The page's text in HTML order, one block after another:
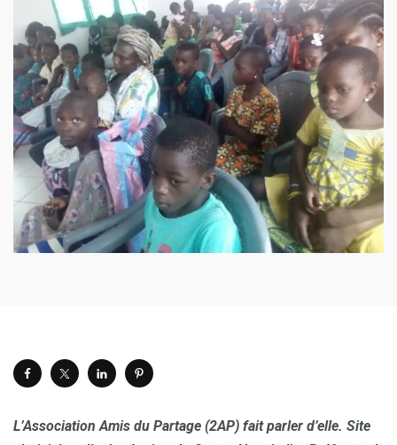
L’Association Amis du Partage (2AP) fait parler d’elle. Site